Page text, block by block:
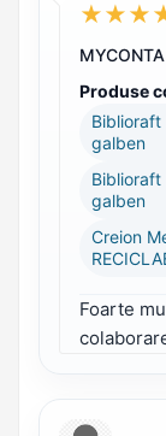
★★★
Produse
Biblioraft
galben
Biblioraft
galben
Creion
Foarte